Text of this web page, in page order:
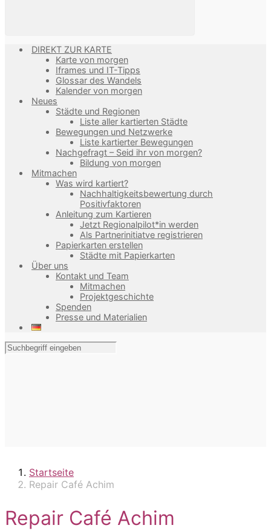
DIREKT ZUR KARTE
Karte von morgen
Iframes und IT-Tipps
Glossar des Wandels
Kalender von morgen
Neues
Städte und Regionen
Liste aller kartierten Städte
Bewegungen und Netzwerke
Liste kartierter Bewegungen
Nachgefragt – Seid ihr von morgen?
Bildung von morgen
Mitmachen
Was wird kartiert?
Nachhaltigkeitsbewertung durch
Positivfaktoren
Anleitung zum Kartieren
Jetzt Regionalpilot*in werden
Als Partnerinitiatve registrieren
Papierkarten erstellen
Städte mit Papierkarten
Über uns
Kontakt und Team
Mitmachen
Projektgeschichte
Spenden
Presse und Materialien
Startseite
Repair Café Achim
Repair Café Achim